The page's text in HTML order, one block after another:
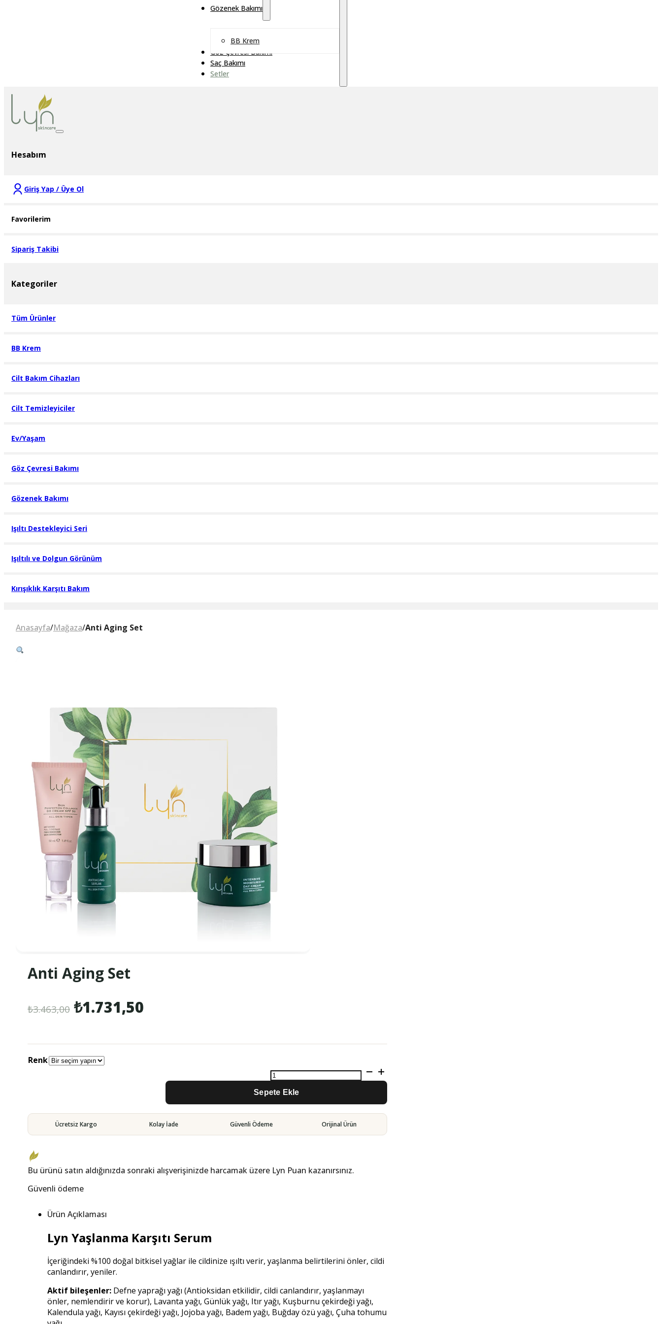
Gözenek Bakımı
BB Krem
Göz Çevresi Bakımı
Saç Bakımı
Setler
Hesabım
Giriş Yap / Üye Ol
Favorilerim
Sipariş Takibi
Kategoriler
Tüm Ürünler
BB Krem
Cilt Bakım Cihazları
Cilt Temizleyiciler
Ev/Yaşam
Göz Çevresi Bakımı
Gözenek Bakımı
Işıltı Destekleyici Seri
Işıltılı ve Dolgun Görünüm
Kırışıklık Karşıtı Bakım
Anasayfa/Mağaza/Anti Aging Set
Anti Aging Set
₺3.463,00 Orijinal
₺3.463,00.
₺1.731,50
fiyat:
Renk
Anti
Aging
Set
adet
Sepete Ekle
Ücretsiz Kargo Kolay İade Güvenli Ödeme Orijinal Ürün
Bu ürünü satın aldığınızda sonraki alışverişinizde harcamak üzere Lyn Puan kazanırsınız.
Güvenli ödeme
Ürün Açıklaması
Lyn Yaşlanma Karşıtı Serum
İçeriğindeki %100 doğal bitkisel yağlar ile cildinize ışıltı verir, yaşlanma belirtilerini önler, cildi
canlandırır, yeniler.
Aktif bileşenler: Defne yaprağı yağı (Antioksidan etkilidir, cildi canlandırır, yaşlanmayı
önler, nemlendirir ve korur), Lavanta yağı, Günlük yağı, Itır yağı, Kuşburnu çekirdeği yağı,
Kalendula yağı, Kayısı çekirdeği yağı, Jojoba yağı, Badem yağı, Buğday özü yağı, Çuha tohumu